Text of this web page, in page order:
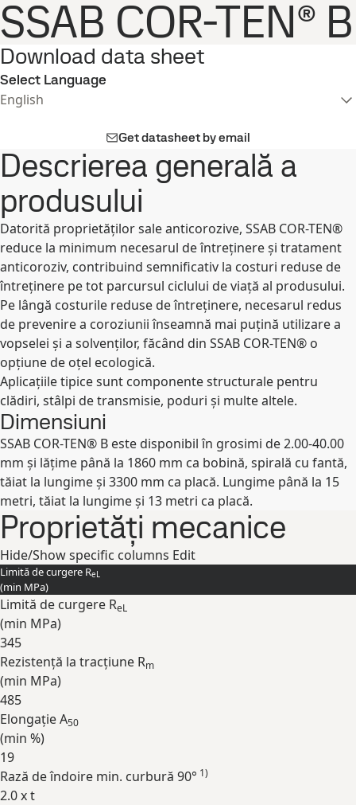
SSAB COR-TEN® B
Download data sheet
Select Language
English
Get datasheet by email
Descrierea generală a
produsului
Datorită proprietăților sale anticorozive, SSAB COR-TEN®
reduce la minimum necesarul de întreținere și tratament
anticoroziv, contribuind semnificativ la costuri reduse de
întreținere pe tot parcursul ciclului de viață al produsului.
Pe lângă costurile reduse de întreținere, necesarul redus
de prevenire a coroziunii înseamnă mai puțină utilizare a
vopselei și a solvenților, făcând din SSAB COR-TEN® o
opțiune de oțel ecologică.
Aplicațiile tipice sunt componente structurale pentru
clădiri, stâlpi de transmisie, poduri și multe altele.
Dimensiuni
SSAB COR-TEN® B este disponibil în grosimi de 2.00-40.00
mm și lățime până la 1860 mm ca bobină, spirală cu fantă,
tăiat la lungime și 3300 mm ca placă. Lungime până la 15
metri, tăiat la lungime și 13 metri ca placă.
Proprietăți mecanice
Hide/Show specific columns Edit
Limită de curgere ReL
(min MPa)
Limită de curgere ReL
(min MPa)
345
Rezistență la tracțiune Rm
(min MPa)
485
Elongație A50
(min %)
19
Rază de îndoire min. curbură 90° 1)
2.0 x t